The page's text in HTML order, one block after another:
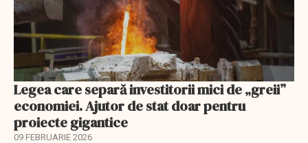
Legea care separă investitorii mici de „greii”
economiei. Ajutor de stat doar pentru
proiecte gigantice
09 FEBRUARIE 2026